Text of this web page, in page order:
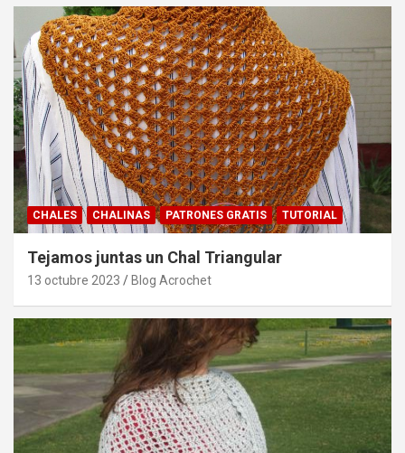
CHALES CHALINAS PATRONES GRATIS TUTORIAL
Tejamos juntas un Chal Triangular
13 octubre 2023 Blog Acrochet